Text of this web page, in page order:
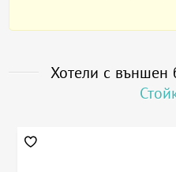
Хотели с външен